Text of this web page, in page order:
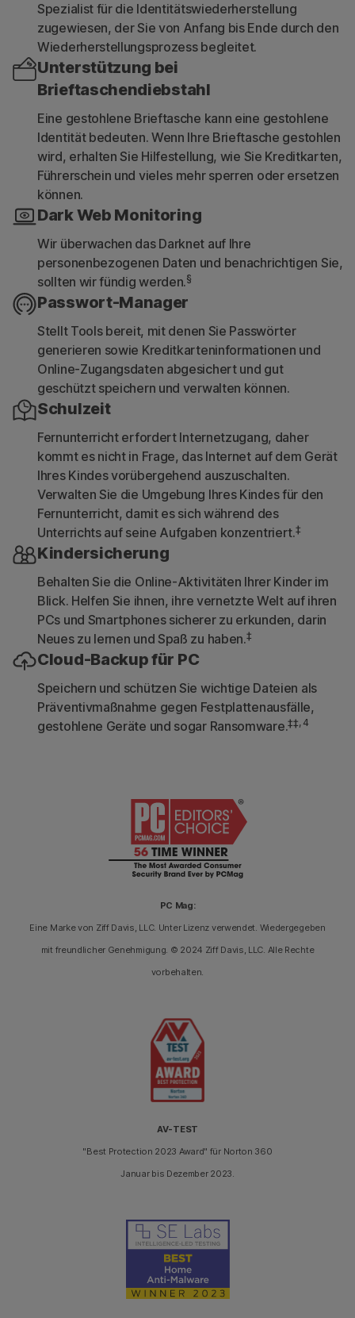
Spezialist für die Identitätswiederherstellung
zugewiesen, der Sie von Anfang bis Ende durch den
Wiederherstellungsprozess begleitet.
Unterstützung bei
Brieftaschendiebstahl
Eine gestohlene Brieftasche kann eine gestohlene
Identität bedeuten. Wenn Ihre Brieftasche gestohlen
wird, erhalten Sie Hilfestellung, wie Sie Kreditkarten,
Führerschein und vieles mehr sperren oder ersetzen
können.
Dark Web Monitoring
Wir überwachen das Darknet auf Ihre
personenbezogenen Daten und benachrichtigen Sie,
sollten wir fündig werden.§
Passwort-Manager
Stellt Tools bereit, mit denen Sie Passwörter
generieren sowie Kreditkarteninformationen und
Online-Zugangsdaten abgesichert und gut
geschützt speichern und verwalten können.
Schulzeit
Fernunterricht erfordert Internetzugang, daher
kommt es nicht in Frage, das Internet auf dem Gerät
Ihres Kindes vorübergehend auszuschalten.
Verwalten Sie die Umgebung Ihres Kindes für den
Fernunterricht, damit es sich während des
Unterrichts auf seine Aufgaben konzentriert.‡
Kindersicherung
Behalten Sie die Online-Aktivitäten Ihrer Kinder im
Blick. Helfen Sie ihnen, ihre vernetzte Welt auf ihren
PCs und Smartphones sicherer zu erkunden, darin
Neues zu lernen und Spaß zu haben.‡
Cloud-Backup für PC
Speichern und schützen Sie wichtige Dateien als
Präventivmaßnahme gegen Festplattenausfälle,
gestohlene Geräte und sogar Ransomware.‡‡, 4
PC Mag:
Eine Marke von Ziff Davis, LLC. Unter Lizenz verwendet. Wiedergegeben
mit freundlicher Genehmigung. © 2024 Ziff Davis, LLC. Alle Rechte
vorbehalten.
AV-TEST
"Best Protection 2023 Award" für Norton 360
Januar bis Dezember 2023.